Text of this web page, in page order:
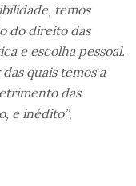
temos
do direito das
e escolha pessoal.
quais temos a
das
e inédito”,